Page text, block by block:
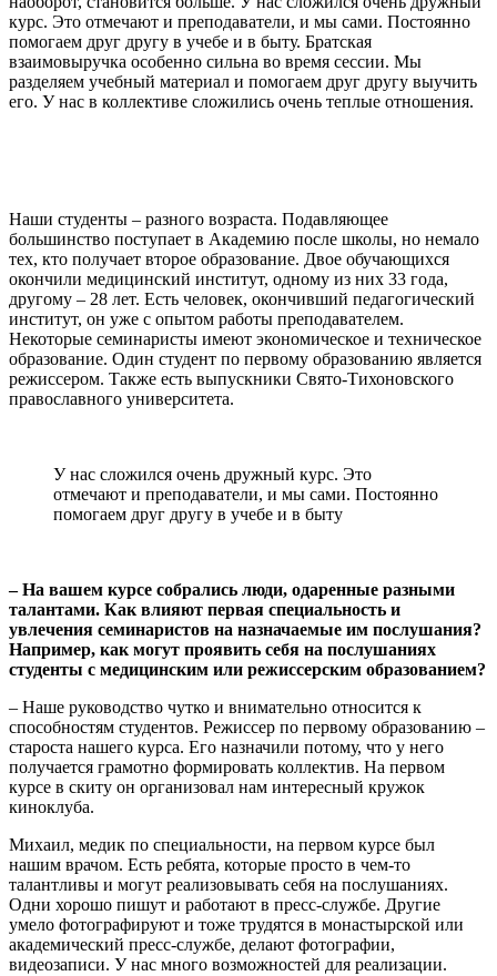
курс. Это отмечают и преподаватели, и мы сами. Постоянно
помогаем друг другу в учебе и в быту. Братская
взаимовыручка особенно сильна во время сессии. Мы
разделяем учебный материал и помогаем друг другу выучить
его. У нас в коллективе сложились очень теплые отношения.
Наши студенты – разного возраста. Подавляющее
большинство поступает в Академию после школы, но немало
тех, кто получает второе образование. Двое обучающихся
окончили медицинский институт, одному из них 33 года,
другому – 28 лет. Есть человек, окончивший педагогический
институт, он уже с опытом работы преподавателем.
Некоторые семинаристы имеют экономическое и техническое
образование. Один студент по первому образованию является
режиссером. Также есть выпускники Свято-Тихоновского
православного университета.
У нас сложился очень дружный курс. Это
отмечают и преподаватели, и мы сами. Постоянно
помогаем друг другу в учебе и в быту
– На вашем курсе собрались люди, одаренные разными
талантами. Как влияют первая специальность и
увлечения семинаристов на назначаемые им послушания?
Например, как могут проявить себя на послушаниях
студенты с медицинским или режиссерским образованием?
– Наше руководство чутко и внимательно относится к
способностям студентов. Режиссер по первому образованию –
староста нашего курса. Его назначили потому, что у него
получается грамотно формировать коллектив. На первом
курсе в скиту он организовал нам интересный кружок
киноклуба.
Михаил, медик по специальности, на первом курсе был
нашим врачом. Есть ребята, которые просто в чем-то
талантливы и могут реализовывать себя на послушаниях.
Одни хорошо пишут и работают в пресс-службе. Другие
умело фотографируют и тоже трудятся в монастырской или
академический пресс-службе, делают фотографии,
видеозаписи. У нас много возможностей для реализации.